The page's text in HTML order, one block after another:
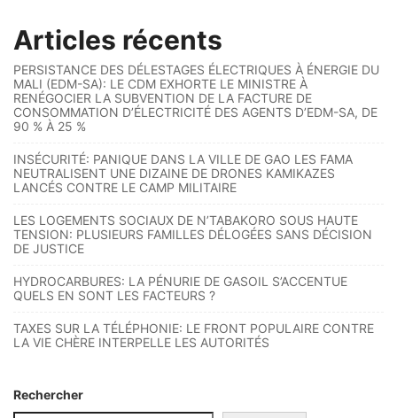
Articles récents
PERSISTANCE DES DÉLESTAGES ÉLECTRIQUES À ÉNERGIE DU
MALI (EDM-SA): LE CDM EXHORTE LE MINISTRE À
RENÉGOCIER LA SUBVENTION DE LA FACTURE DE
CONSOMMATION D’ÉLECTRICITÉ DES AGENTS D’EDM-SA, DE
90 % À 25 %
INSÉCURITÉ: PANIQUE DANS LA VILLE DE GAO LES FAMA
NEUTRALISENT UNE DIZAINE DE DRONES KAMIKAZES
LANCÉS CONTRE LE CAMP MILITAIRE
LES LOGEMENTS SOCIAUX DE N’TABAKORO SOUS HAUTE
TENSION: PLUSIEURS FAMILLES DÉLOGÉES SANS DÉCISION
DE JUSTICE
HYDROCARBURES: LA PÉNURIE DE GASOIL S’ACCENTUE
QUELS EN SONT LES FACTEURS ?
TAXES SUR LA TÉLÉPHONIE: LE FRONT POPULAIRE CONTRE
LA VIE CHÈRE INTERPELLE LES AUTORITÉS
Rechercher